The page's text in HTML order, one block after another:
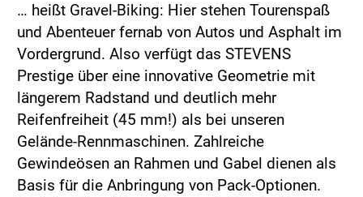
… heißt Gravel-Biking: Hier stehen Tourenspaß
und Abenteuer fernab von Autos und Asphalt im
Vordergrund. Also verfügt das STEVENS
Prestige über eine innovative Geometrie mit
längerem Radstand und deutlich mehr
Reifenfreiheit (45 mm!) als bei unseren
Gelände-Rennmaschinen. Zahlreiche
Gewindeösen an Rahmen und Gabel dienen als
Basis für die Anbringung von Pack-Optionen.